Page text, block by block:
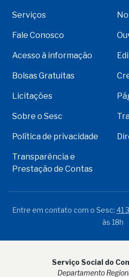
Serviços
Fale Conosco
Acesso à informação
Bolsas Gratuitas
Licitações
Sobre o Sesc
Política de privacidade
Transparência e
Prestação de Contas
Entre em contato com o Sesc: 41
às 18h
Serviço Social do
Departamento